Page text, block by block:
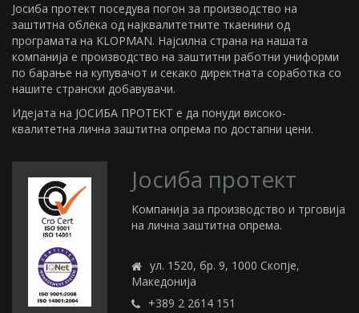
Јосиба протект поседува погон за производство на
заштитна облека од најквалитетните ткаенини од
програмата на KLOPMAN. Најсилна страна на нашата
компанија е производство на заштитни работни униформи
по барање на купувачот и секако директната соработка со
нашите странски добавувачи.
Идејата на ЈОСИБА ПРОТЕКТ е да понуди високо-
квалитетна лична заштитна опрема по достапни цени.
Јосиба протект
Компанија за производство и трговија
на лична заштитна опрема.
ул. 1520, бр. 9, 1000 Скопје,
Македонија
+389 2 2614 151